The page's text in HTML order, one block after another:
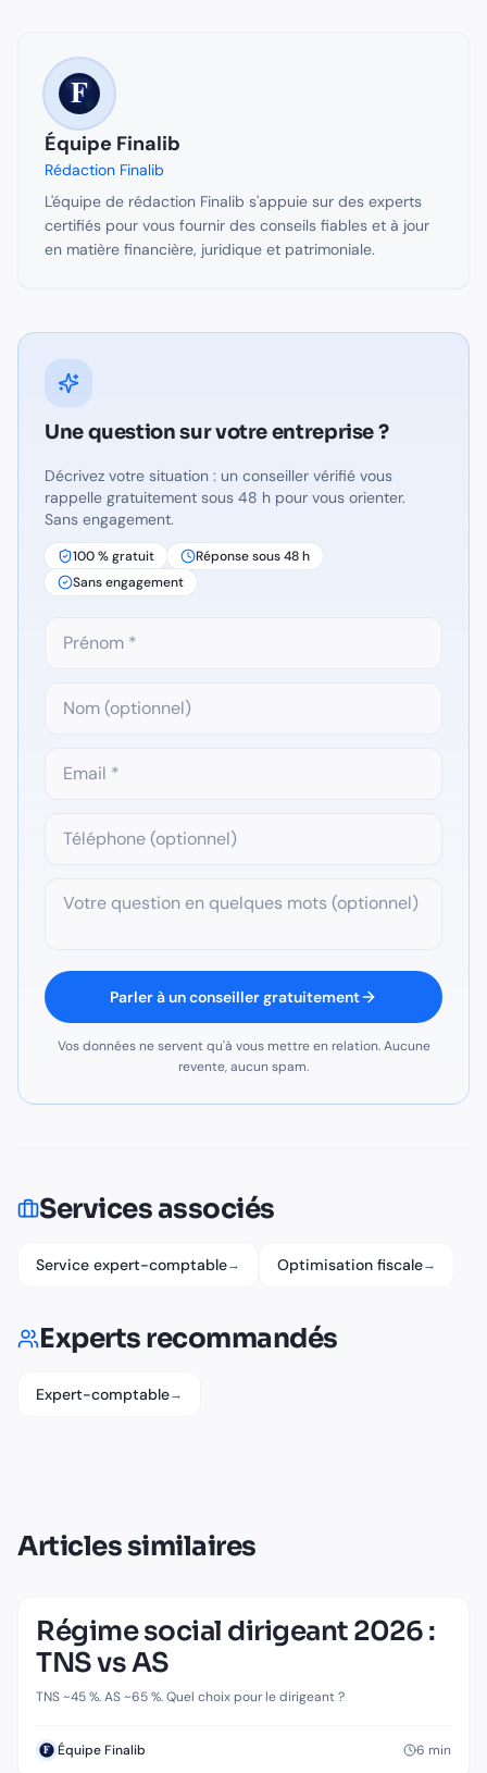
Équipe Finalib
Rédaction Finalib
L'équipe de rédaction Finalib s'appuie sur des experts
certifiés pour vous fournir des conseils fiables et à jour
en matière financière, juridique et patrimoniale.
Une question survotre entreprise?
Décrivez votre situation : un conseiller vérifié vous
rappelle gratuitement sous 48 h pour vous orienter.
Sans engagement.
100 % gratuit
Réponse sous 48 h
Sans engagement
Parler à un conseiller gratuitement
Vos données ne servent qu'à vous mettre en relation. Aucune
revente, aucun spam.
Services associés
Service expert-comptable→ Optimisation fiscale→
Experts recommandés
Expert-comptable→
Articles similaires
Régime social dirigeant 2026 :
TNS vs AS
TNS ~45 %. AS ~65 %. Quel choix pour le dirigeant ?
Équipe Finalib 6 min